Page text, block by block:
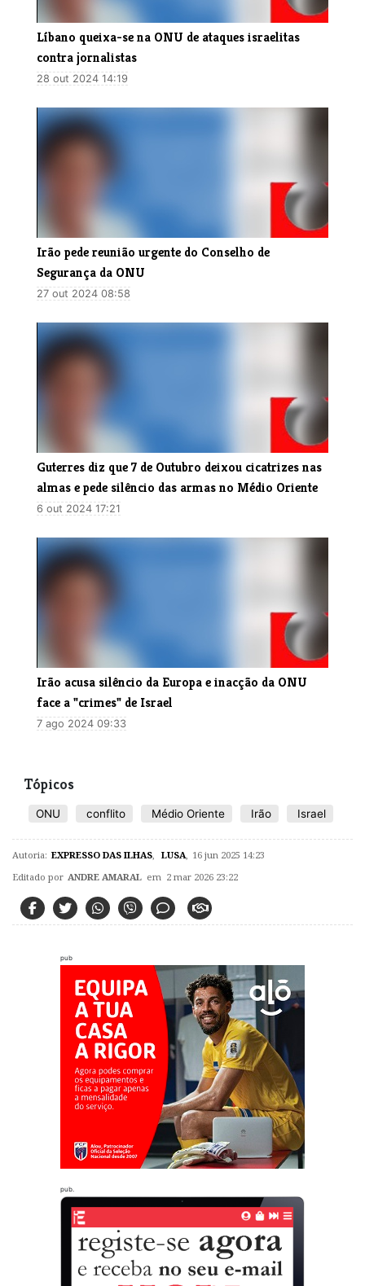
Líbano queixa-se na ONU de ataques israelitas
contra jornalistas
28 out 2024 14:19
​Irão pede reunião urgente do Conselho de
Segurança da ONU
27 out 2024 08:58
Guterres diz que 7 de Outubro deixou cicatrizes nas
almas e pede silêncio das armas no Médio Oriente
6 out 2024 17:21
Irão acusa silêncio da Europa e inacção da ONU
face a "crimes" de Israel
7 ago 2024 09:33
Tópicos
ONU conflito Médio Oriente Irão Israel
Autoria: EXPRESSO DAS ILHAS LUSA 16 jun 2025 14:23
Editado por ANDRE AMARAL em 2 mar 2026 23:22
pub
pub.